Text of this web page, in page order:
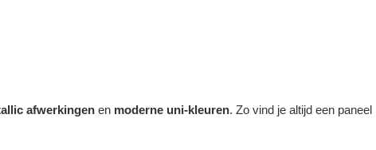
afwerkingen en moderne uni-kleuren. Zo vind je altijd een paneel